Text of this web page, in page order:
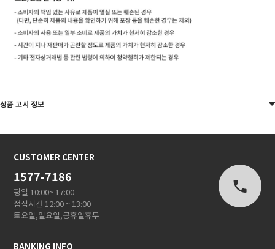
상품 고시 정보
CUSTOMER CENTER
1577-7186
평일 10:00~ 17:00
점심시간 12:00 ~ 13:00
토요일,일요일,공휴일휴무
BANKING INFO